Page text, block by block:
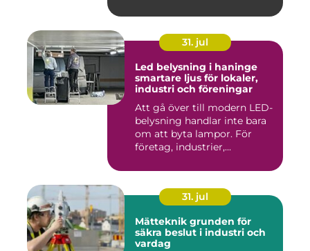
31. jul
Led belysning i haninge
smartare ljus för lokaler,
industri och föreningar
Att gå över till modern LED-
belysning handlar inte bara
om att byta lampor. För
företag, industrier,...
31. jul
Mätteknik grunden för
säkra beslut i industri och
vardag